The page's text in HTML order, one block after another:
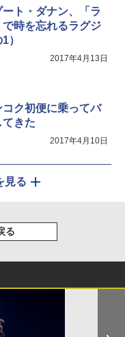
ト・ダナン、「ラ
時を忘れるラグジ
）
2017年4月13日
ク初便に乗ってバ
てきた
2017年4月10日
見る
る